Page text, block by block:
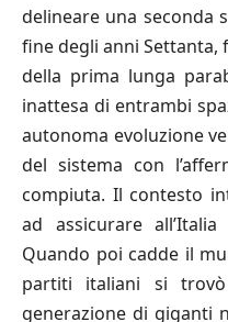
delineare una seconda
fine degli anni Settanta,
della prima lunga
inattesa di entrambi
autonoma evoluzione
del sistema con
compiuta. Il contesto
ad assicurare
Quando poi cadde il
partiti italiani si
generazione di giganti